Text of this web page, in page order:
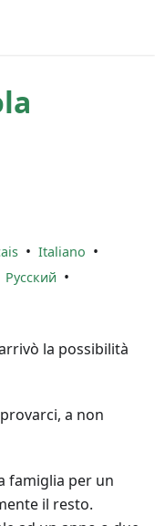
• Italiano •
Русский •
la possibilità
a non
famiglia per un
il resto.